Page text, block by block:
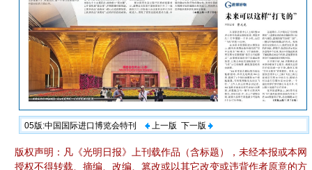
05版:中国国际进口博览会特刊 上一版 下一版
版权声明：凡《光明日报》上刊载作品（含标题），未经本报或本网
授权不得转载、摘编、改编、篡改或以其它改变或违背作者原意的方